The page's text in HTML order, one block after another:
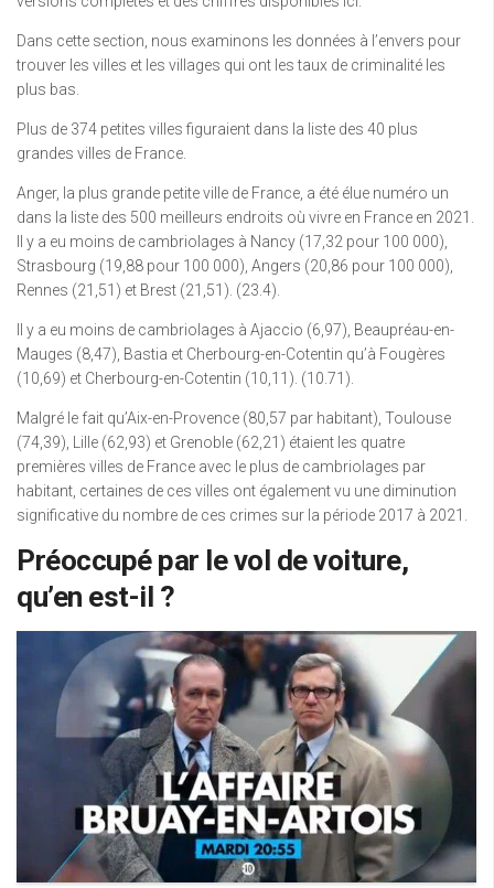
Dans cette section, nous examinons les données à l’envers pour
trouver les villes et les villages qui ont les taux de criminalité les
plus bas.
Plus de 374 petites villes figuraient dans la liste des 40 plus
grandes villes de France.
Anger, la plus grande petite ville de France, a été élue numéro un
dans la liste des 500 meilleurs endroits où vivre en France en 2021.
Il y a eu moins de cambriolages à Nancy (17,32 pour 100 000),
Strasbourg (19,88 pour 100 000), Angers (20,86 pour 100 000),
Rennes (21,51) et Brest (21,51). (23.4).
Il y a eu moins de cambriolages à Ajaccio (6,97), Beaupréau-en-
Mauges (8,47), Bastia et Cherbourg-en-Cotentin qu’à Fougères
(10,69) et Cherbourg-en-Cotentin (10,11). (10.71).
Malgré le fait qu’Aix-en-Provence (80,57 par habitant), Toulouse
(74,39), Lille (62,93) et Grenoble (62,21) étaient les quatre
premières villes de France avec le plus de cambriolages par
habitant, certaines de ces villes ont également vu une diminution
significative du nombre de ces crimes sur la période 2017 à 2021.
Préoccupé par le vol de voiture,
qu’en est-il ?